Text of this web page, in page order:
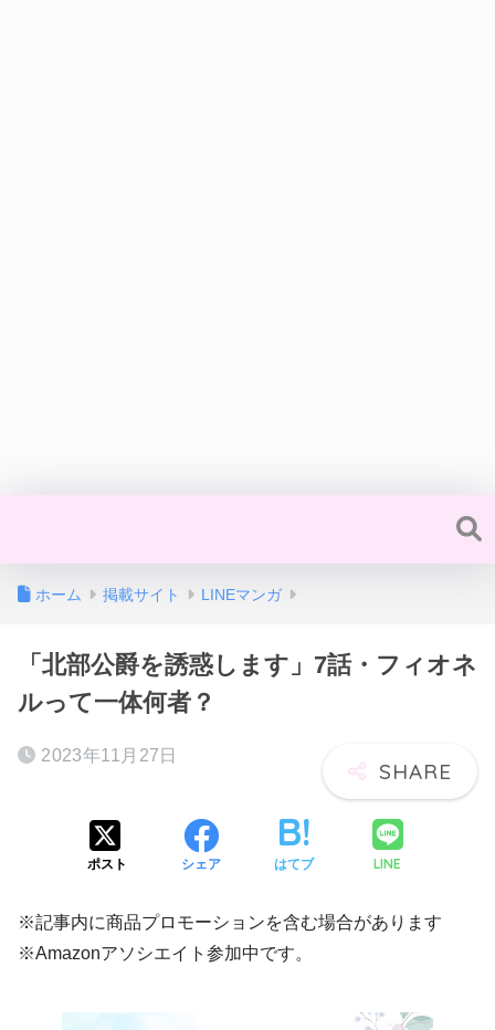
ホーム 掲載サイト LINEマンガ
「北部公爵を誘惑します」7話・フィオネ
ルって一体何者？
2023年11月27日
ポスト シェア はてブ LINE
※記事内に商品プロモーションを含む場合があります
※Amazonアソシエイト参加中です。